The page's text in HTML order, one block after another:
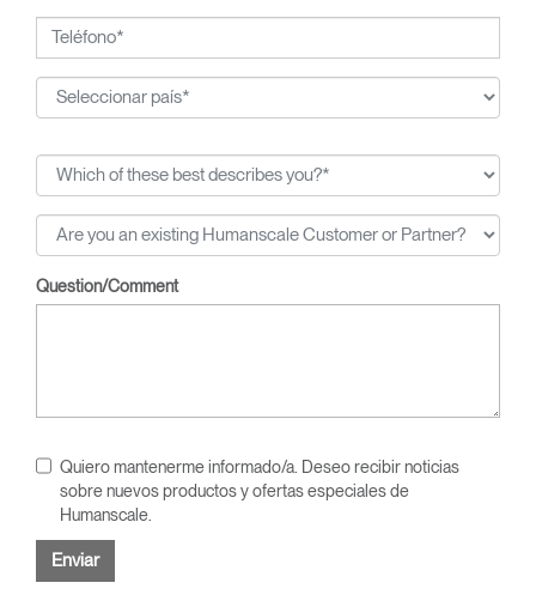
Question/Comment
Quiero mantenerme informado/a. Deseo recibir noticias
sobre nuevos productos y ofertas especiales de
Humanscale.